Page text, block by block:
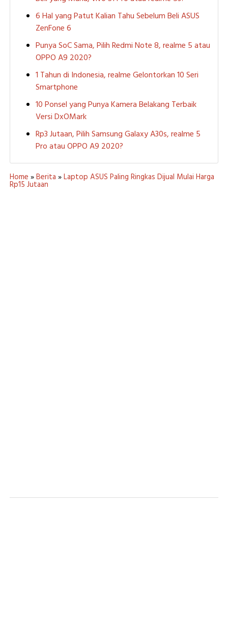
6 Hal yang Patut Kalian Tahu Sebelum Beli ASUS
ZenFone 6
Punya SoC Sama, Pilih Redmi Note 8, realme 5 atau
OPPO A9 2020?
1 Tahun di Indonesia, realme Gelontorkan 10 Seri
Smartphone
10 Ponsel yang Punya Kamera Belakang Terbaik
Versi DxOMark
Rp3 Jutaan, Pilih Samsung Galaxy A30s, realme 5
Pro atau OPPO A9 2020?
Home »Berita »Laptop ASUS Paling Ringkas Dijual Mulai Harga
Rp15 Jutaan